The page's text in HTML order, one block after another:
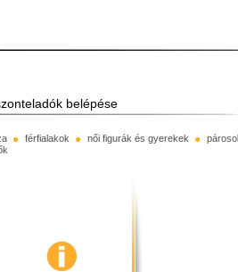
belépése
férfialakok női figurák és gyerekek